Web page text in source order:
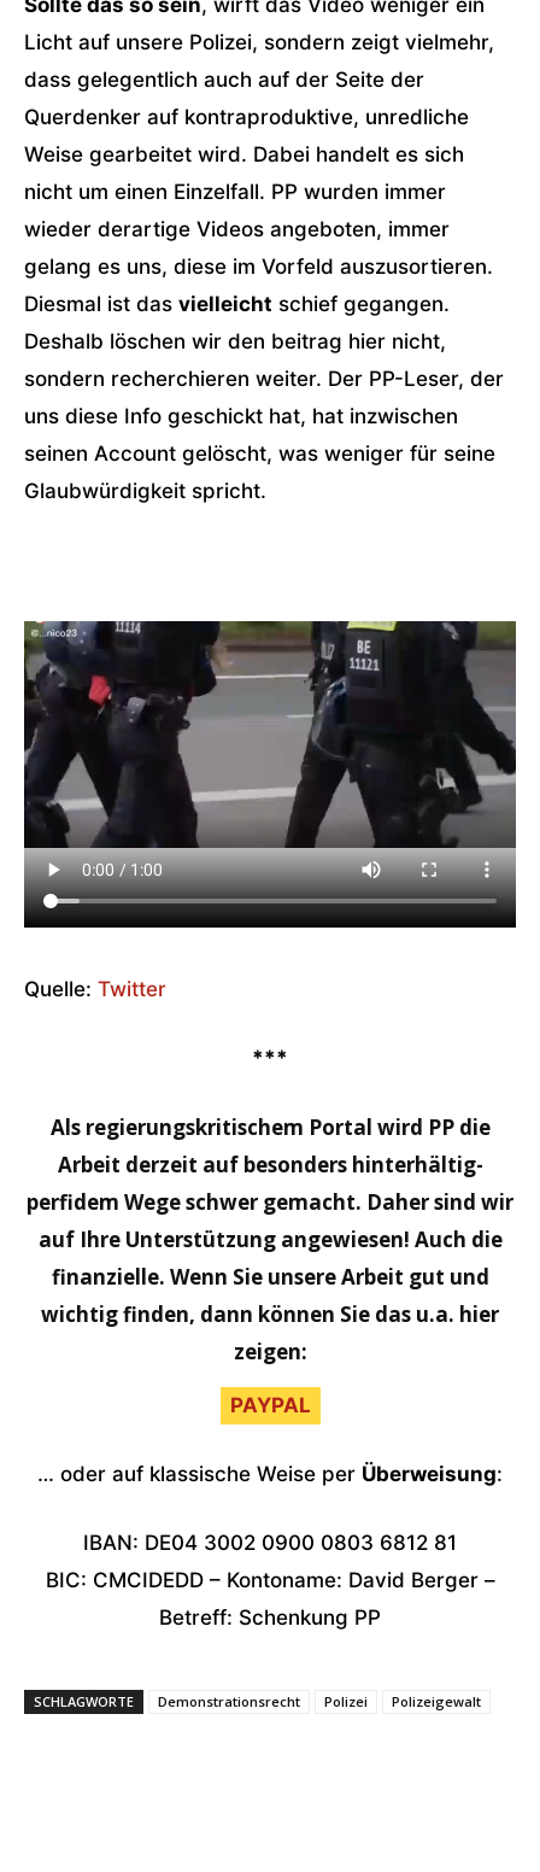
Sollte das so sein, wirft das Video weniger ein
Licht auf unsere Polizei, sondern zeigt vielmehr,
dass gelegentlich auch auf der Seite der
Querdenker auf kontraproduktive, unredliche
Weise gearbeitet wird. Dabei handelt es sich
nicht um einen Einzelfall. PP wurden immer
wieder derartige Videos angeboten, immer
gelang es uns, diese im Vorfeld auszusortieren.
Diesmal ist das vielleicht schief gegangen.
Deshalb löschen wir den beitrag hier nicht,
sondern recherchieren weiter. Der PP-Leser, der
uns diese Info geschickt hat, hat inzwischen
seinen Account gelöscht, was weniger für seine
Glaubwürdigkeit spricht.
Quelle: Twitter
***
Als regierungskritischem Portal wird PP die
Arbeit derzeit auf besonders hinterhältig-
perfidem Wege schwer gemacht. Daher sind wir
auf Ihre Unterstützung angewiesen! Auch die
finanzielle. Wenn Sie unsere Arbeit gut und
wichtig finden, dann können Sie das u.a. hier
zeigen:
PAYPAL
… oder auf klassische Weise per Überweisung:
IBAN: DE04 3002 0900 0803 6812 81
BIC: CMCIDEDD – Kontoname: David Berger –
Betreff: Schenkung PP
SCHLAGWORTE Demonstrationsrecht Polizei Polizeigewalt